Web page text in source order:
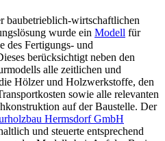
baubetrieblich-wirtschaftlichen
wurde ein Modell für
des Fertigungs- und
berücksichtigt neben den
alle zeitlichen und
Hölzer und Holzwerkstoffe, den
sowie alle relevanten
auf der Baustelle. Der
Hermsdorf GmbH
und steuerte entsprechend